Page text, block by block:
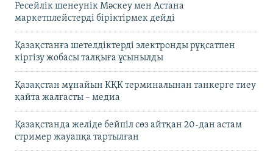
Ресейлік шенеунік Мәскеу мен Астана
маркетплейстерді біріктірмек дейді
Қазақстанға шетелдіктерді электронды рұқсатпен
кіргізу жобасы талқыға ұсынылды
Қазақстан мұнайын КҚК терминалынан танкерге тиеу
қайта жалғасты – медиа
Қазақстанда желіде бейпіл сөз айтқан 20-дан астам
стример жауапқа тартылған